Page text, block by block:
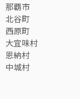
那覇市
北谷町
西原町
大宜味村
恩納村
中城村